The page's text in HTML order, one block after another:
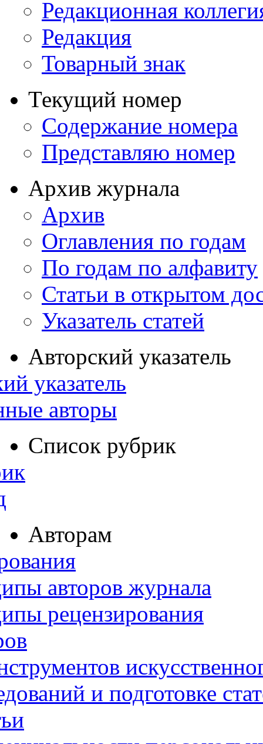
Редакционная
Редакция
Товарный знак
Текущий номер
Содержание номера
Представляю номер
Архив журнала
Архив
Оглавления по годам
По годам по алфавиту
Статьи в открытом
Указатель статей
Авторский указатель
указатель
авторы
Список рубрик
Авторам
авторов журнала
рецензирования
и подготовке